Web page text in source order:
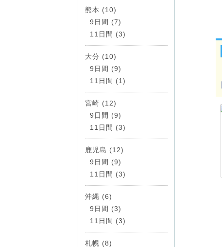
熊本 (10)
9日間 (7)
11日間 (3)
大分 (10)
9日間 (9)
11日間 (1)
宮崎 (12)
9日間 (9)
11日間 (3)
鹿児島 (12)
9日間 (9)
11日間 (3)
沖縄 (6)
9日間 (3)
11日間 (3)
札幌 (8)